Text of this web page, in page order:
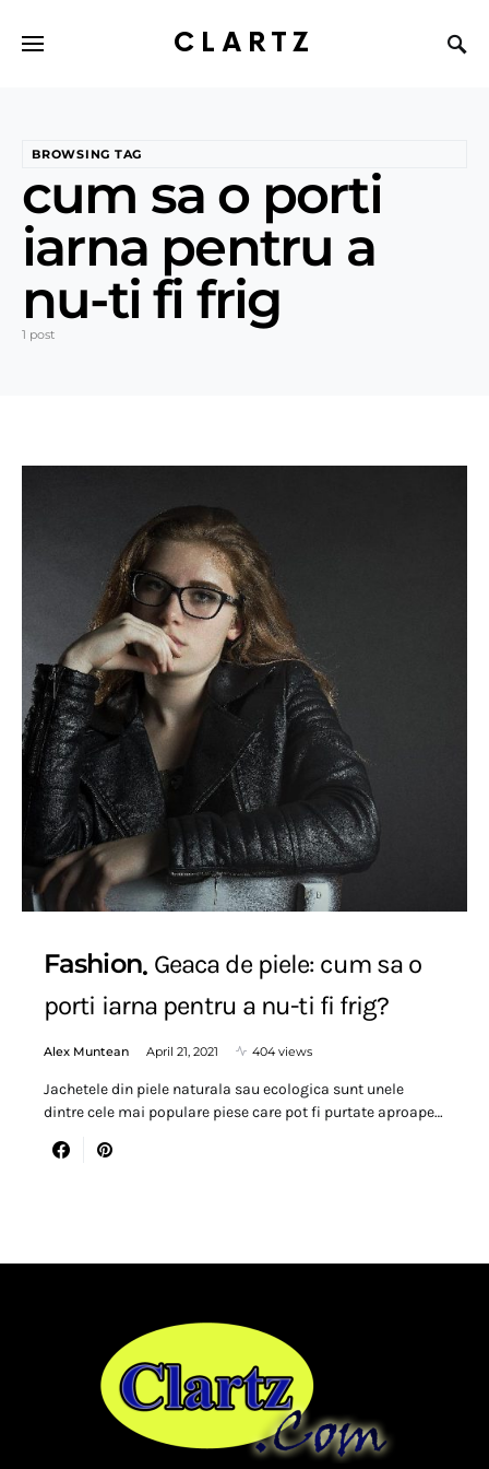
CLARTZ
BROWSING TAG
cum sa o porti
iarna pentru a
nu-ti fi frig
1 post
Fashion Geaca de piele: cum sa o
porti iarna pentru a nu-ti fi frig?
Alex Muntean April 21, 2021 404 views
Jachetele din piele naturala sau ecologica sunt unele
dintre cele mai populare piese care pot fi purtate aproape…